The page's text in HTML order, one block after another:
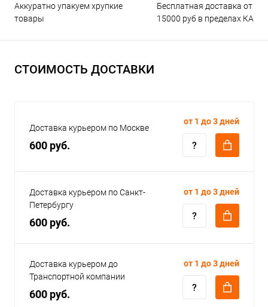
Аккуратно упакуем хрупкие
товары
Бесплатная доставка от
15000 руб в пределах КАД
СТОИМОСТЬ ДОСТАВКИ
Доставка курьером по Москве
600 руб.
от 1 до 3 дней
Доставка курьером по Санкт-
Петербургу
600 руб.
от 1 до 3 дней
Доставка курьером до
Транспортной компании
600 руб.
от 1 до 3 дней